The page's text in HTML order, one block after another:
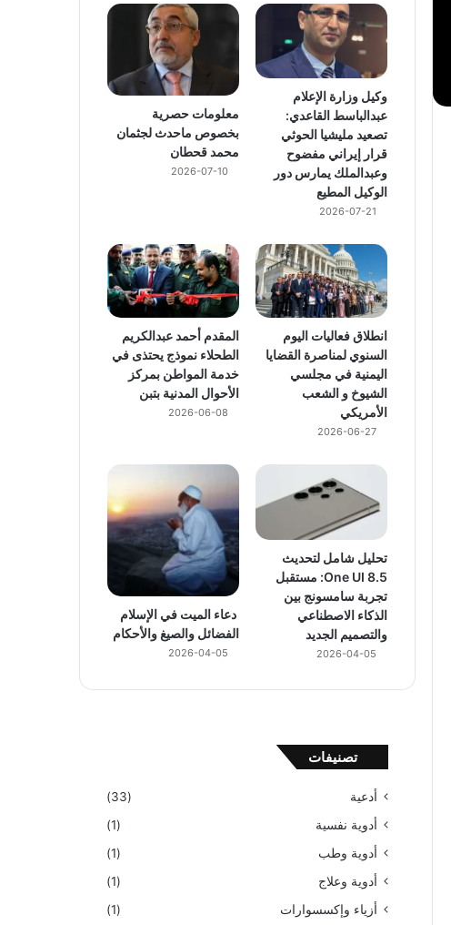
وكيل وزارة الإعلام
عبدالباسط القاعدي:
تصعيد مليشيا الحوثي
قرار إيراني مفضوح
وعبدالملك يمارس دور
الوكيل المطيع
2026-07-21
معلومات حصرية
بخصوص ماحدث لجثمان
محمد قحطان
2026-07-10
انطلاق فعاليات اليوم
السنوي لمناصرة القضايا
اليمنية في مجلسي
الشيوخ و الشعب
الأمريكي
2026-06-27
المقدم أحمد عبدالكريم
الطحلاء نموذج يحتذى في
خدمة المواطن بمركز
الأحوال المدنية بتبن
2026-06-08
تحليل شامل لتحديث
One UI 8.5: مستقبل
تجربة سامسونج بين
الذكاء الاصطناعي
والتصميم الجديد
2026-04-05
دعاء الميت في الإسلام
الفضائل والصيغ والأحكام
2026-04-05
تصنيفات
أدعية
(33)
أدوية نفسية
(1)
أدوية وطب
(1)
أدوية وعلاج
(1)
أزياء وإكسسوارات
(1)